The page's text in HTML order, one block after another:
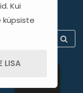
Kui
küpsiste
LISA